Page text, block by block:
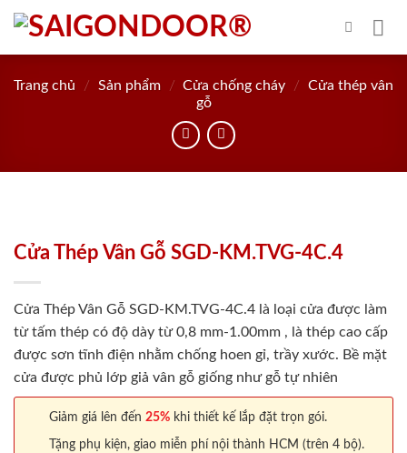
Skip
content
Trang chủ / Sản phẩm / Cửa chống cháy /
Cửa thép vân
gỗ
Cửa Thép Vân Gỗ SGD-KM.TVG-4C.4
Cửa Thép Vân Gỗ SGD-KM.TVG-4C.4 là loại cửa được làm
từ tấm thép có độ dày từ 0,8 mm-1.00mm , là thép cao cấp
được sơn tĩnh điện nhằm chống hoen gỉ, trầy xước. Bề mặt
cửa được phủ lớp giả vân gỗ giống như gỗ tự nhiên
Giảm giá lên đến 25% khi thiết kế lắp đặt trọn gói.
Tặng phụ kiện, giao miễn phí nội thành HCM (trên 4 bộ).